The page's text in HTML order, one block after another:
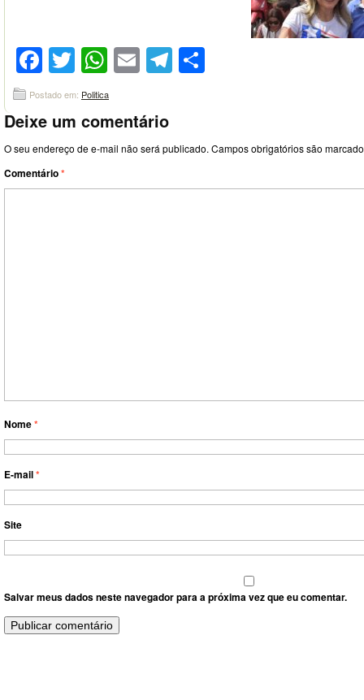
Facebook
Twitter
WhatsApp
EmailTelegram
Postado em: Politica
Deixe um comentário
O seu endereço de e-mail não será publicado. Campos obrigatórios são
Comentário*
Nome*
E-mail*
Site
Salvar meus dados neste navegador para a próxima vez que eu comentar.